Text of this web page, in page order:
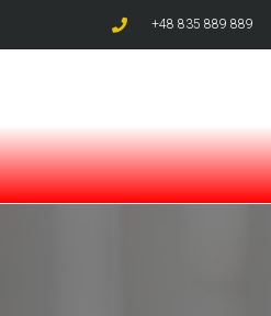
+48 835 889 889